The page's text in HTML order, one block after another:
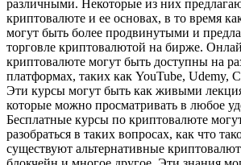
различными. Некоторые из них
криптовалюте и ее основах, в то время
могут быть более продвинутыми и
торговле криптовалютой на бирже.
криптовалюте могут быть доступны на
платформах, таких как YouTube, Udemy,
Эти курсы могут быть как живыми
которые можно просматривать в любое
Бесплатные курсы по криптовалюте
разобраться в таких вопросах, как что
существуют альтернативные